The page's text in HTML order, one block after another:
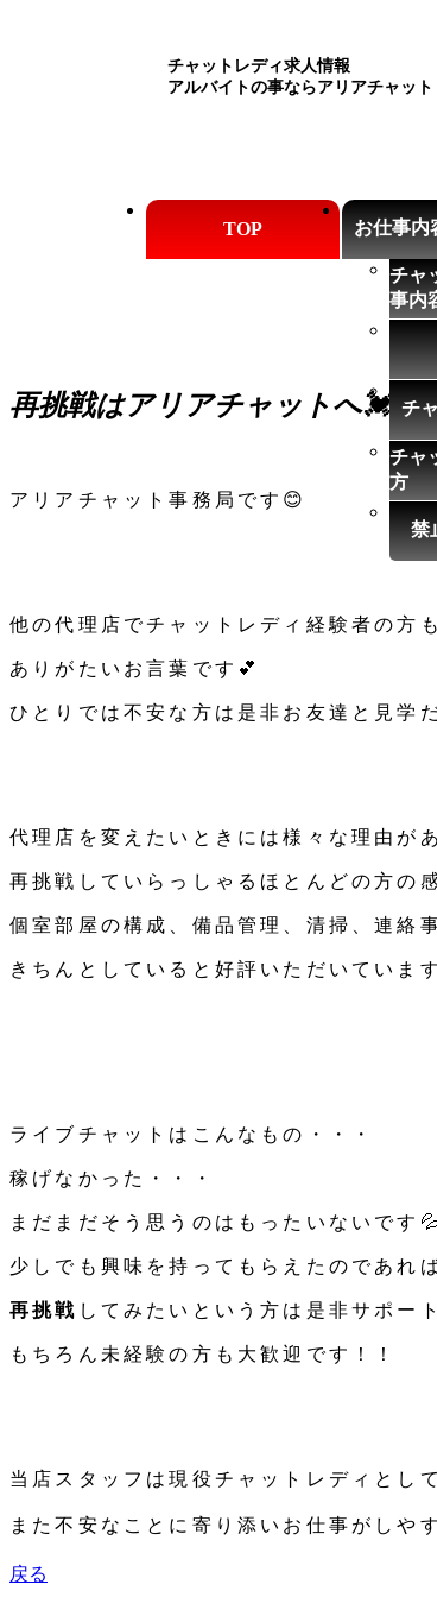
チャットレディ求人情報
アルバイトの事ならアリアチャット
TOP お仕事内
チャ
事内
チ
チャ
方
禁
再挑戦はアリアチャットへ💓
アリアチャット事務局です😊
他の代理店でチャットレディ経験者の方
ありがたいお言葉です💕
ひとりでは不安な方は是非お友達と見学
代理店を変えたいときには様々な理由が
再挑戦していらっしゃるほとんどの方の
個室部屋の構成、備品管理、清掃、連絡
きちんとしていると好評いただいていま
ライブチャットはこんなもの・・・
稼げなかった・・・
まだまだそう思うのはもったいないです💦
少しでも興味を持ってもらえたのであれ
再挑戦 してみたいという方は是非サポー
もちろん未経験の方も大歓迎です！！
当店スタッフは現役チャットレディとし
また不安なことに寄り添いお仕事がしや
戻る